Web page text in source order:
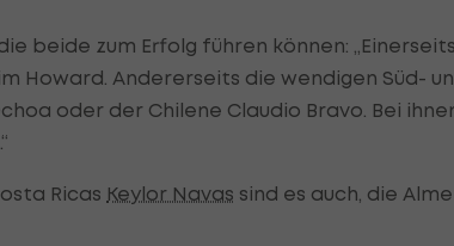
beide zum Erfolg führen können: „Einerseits
Howard. Andererseits die wendigen Süd-
oder der Chilene Claudio Bravo. Bei
Ricas Keylor Navas sind es auch, die